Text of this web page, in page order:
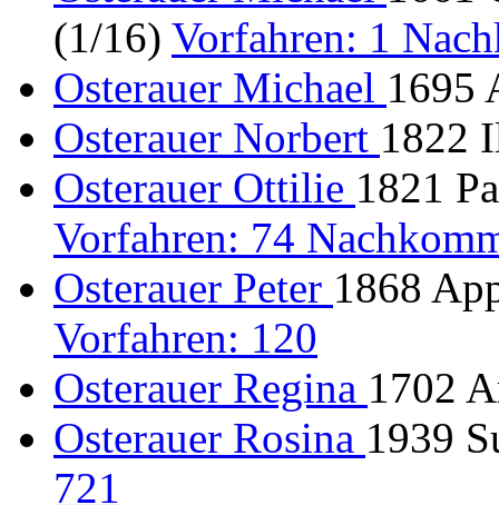
(1/16) Vorfahren: 1
Osterauer Michael 1695
Osterauer Norbert 1822
Osterauer Ottilie 1821
Vorfahren: 74
Osterauer Peter 1868
Vorfahren: 120
Osterauer Regina 1702
Osterauer Rosina 1939
721